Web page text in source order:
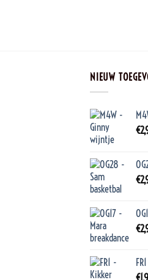
NIEUW
€
€
€